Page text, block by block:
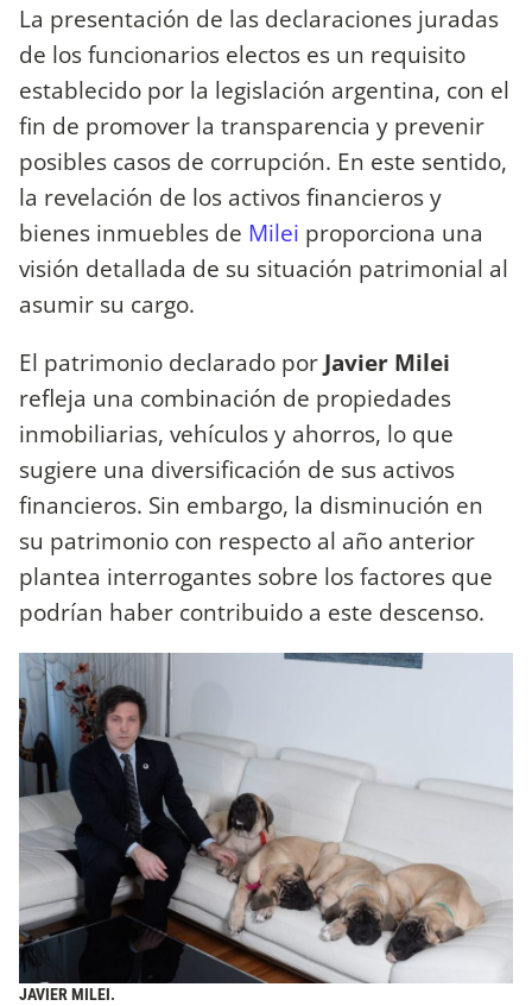
La presentación de las declaraciones juradas
de los funcionarios electos es un requisito
establecido por la legislación argentina, con el
fin de promover la transparencia y prevenir
posibles casos de corrupción. En este sentido,
la revelación de los activos financieros y
bienes inmuebles de Milei proporciona una
visión detallada de su situación patrimonial al
asumir su cargo.
El patrimonio declarado por Javier Milei
refleja una combinación de propiedades
inmobiliarias, vehículos y ahorros, lo que
sugiere una diversificación de sus activos
financieros. Sin embargo, la disminución en
su patrimonio con respecto al año anterior
plantea interrogantes sobre los factores que
podrían haber contribuido a este descenso.
JAVIER MILEI.